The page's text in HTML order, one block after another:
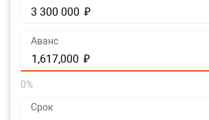
3 300 000 ₽
Аванс
1,617,000 ₽
0%
Срок